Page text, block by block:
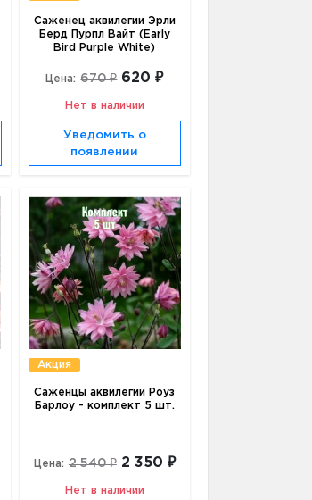
Саженец аквилегии Эрли
Берд Пурпл Вайт (Early
Bird Purple White)
Цена: 670 ₽ 620 ₽
Нет в наличии
Уведомить о
появлении
Акция
Саженцы аквилегии Роуз
Барлоу - комплект 5 шт.
Цена: 2 540 ₽ 2 350 ₽
Нет в наличии